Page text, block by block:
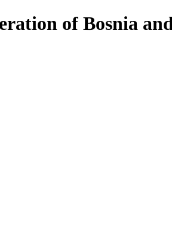
of Bosnia